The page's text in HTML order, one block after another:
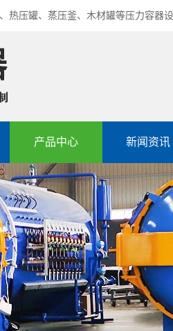
压罐、蒸压釜、木材罐等压力容器设
产品中心 新闻资讯